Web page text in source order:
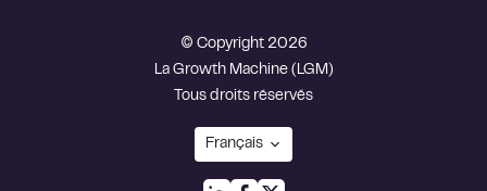
© Copyright 2026
La Growth Machine (LGM)
Tous droits réservés